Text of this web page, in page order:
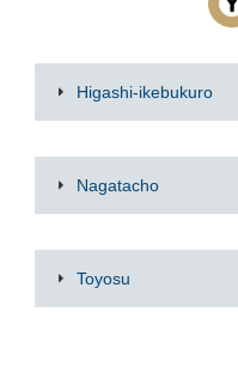
Higashi-ikebukuro
Nagatacho
Toyosu